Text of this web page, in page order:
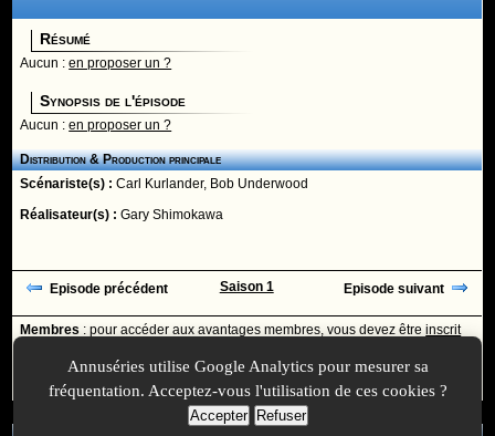
Résumé
Aucun :en proposer un ?
Synopsis de l'épisode
Aucun :en proposer un ?
Distribution & Production principale
Scénariste(s) :Carl Kurlander, Bob Underwood
Réalisateur(s) :Gary Shimokawa
Episode précédent Saison 1 Episode suivant
Membres : pour accéder aux avantages membres, vous devez êtreinscrit
Ajoutée le :30/11/-0001 à 00:00 -Mise à jour le :22/12/2022 à 13:37
Annuséries utilise Google Analytics pour mesurer sa
fréquentation. Acceptez-vous l'utilisation de ces cookies ?
Accepter Refuser